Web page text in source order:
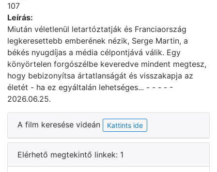
107
Leírás:
Miután véletlenül letartóztatják és Franciaország
legkeresettebb emberének nézik, Serge Martin, a
békés nyugdíjas a média célpontjává válik. Egy
könyörtelen forgószélbe keveredve mindent megtesz,
hogy bebizonyítsa ártatlanságát és visszakapja az
életét - ha ez egyáltalán lehetséges... - - - - -
2026.06.25.
A film keresése videán Kattints ide
Elérhető megtekintő linkek: 1